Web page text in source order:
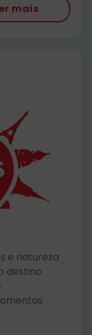
mais
e natureza
destino